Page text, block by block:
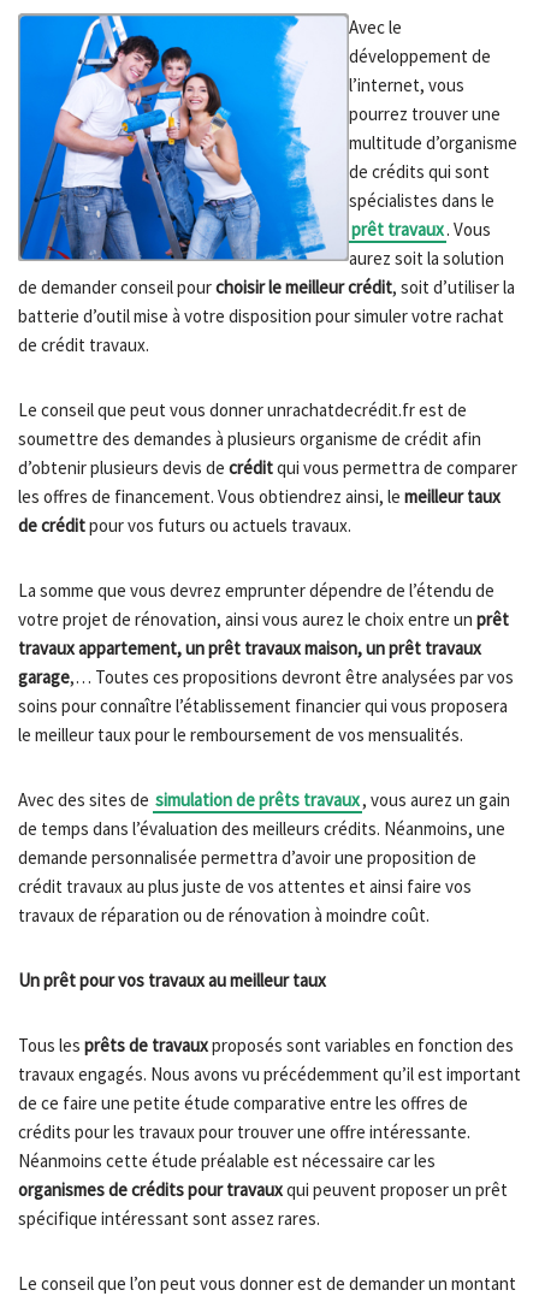
Avec le
développement de
l’internet, vous
pourrez trouver une
multitude d’organisme
de crédits qui sont
spécialistes dans le
prêt travaux. Vous
aurez soit la solution
de demander conseil pourchoisir le meilleur crédit, soit d’utiliser la
batterie d’outil mise à votre disposition pour simuler votre rachat
de crédit travaux.
Le conseil que peut vous donner unrachatdecrédit.fr est de
soumettre des demandes à plusieurs organisme de crédit afin
d’obtenir plusieurs devis de créditqui vous permettra de comparer
les offres de financement. Vous obtiendrez ainsi, le meilleur taux
de créditpour vos futurs ou actuels travaux.
La somme que vous devrez emprunter dépendre de l’étendu de
votre projet de rénovation, ainsi vous aurez le choix entre un prêt
travaux appartement, un prêt travaux maison, un prêt travaux
garage,… Toutes ces propositions devront être analysées par vos
soins pour connaître l’établissement financier qui vous proposera
le meilleur taux pour le remboursement de vos mensualités.
Avec des sites de simulation de prêts travaux, vous aurez un gain
de temps dans l’évaluation des meilleurs crédits. Néanmoins, une
demande personnalisée permettra d’avoir une proposition de
crédit travaux au plus juste de vos attentes et ainsi faire vos
travaux de réparation ou de rénovation à moindre coût.
Un prêt pour vos travaux au meilleur taux
Tous les prêts de travauxproposés sont variables en fonction des
travaux engagés. Nous avons vu précédemment qu’il est important
de ce faire une petite étude comparative entre les offres de
crédits pour les travaux pour trouver une offre intéressante.
Néanmoins cette étude préalable est nécessaire car les
organismes de crédits pour travauxqui peuvent proposer un prêt
spécifique intéressant sont assez rares.
Le conseil que l’on peut vous donner est de demander un montant